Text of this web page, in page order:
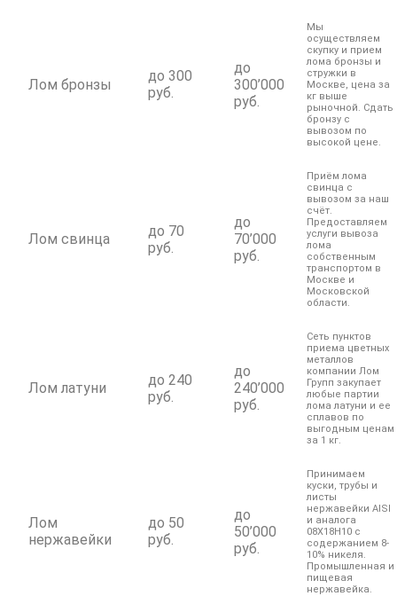
Лом бронзы
до 300
руб.
до
300’000
руб.
Мы
осуществляем
скупку и прием
лома бронзы и
стружки в
Москве, цена за
кг выше
рыночной. Сдать
бронзу с
вывозом по
высокой цене.
Лом свинца
до 70
руб.
до
70’000
руб.
Приём лома
свинца с
вывозом за наш
счёт.
Предоставляем
услуги вывоза
лома
собственным
транспортом в
Москве и
Московской
области.
Лом латуни
до 240
руб.
до
240’000
руб.
Сеть пунктов
приема цветных
металлов
компании Лом
Групп закупает
любые партии
лома латуни и ее
сплавов по
выгодным ценам
за 1 кг.
Лом
нержавейки
до 50
руб.
до
50’000
руб.
Принимаем
куски, трубы и
листы
нержавейки AISI
и аналога
08Х18Н10 с
содержанием 8-
10% никеля.
Промышленная и
пищевая
нержавейка.